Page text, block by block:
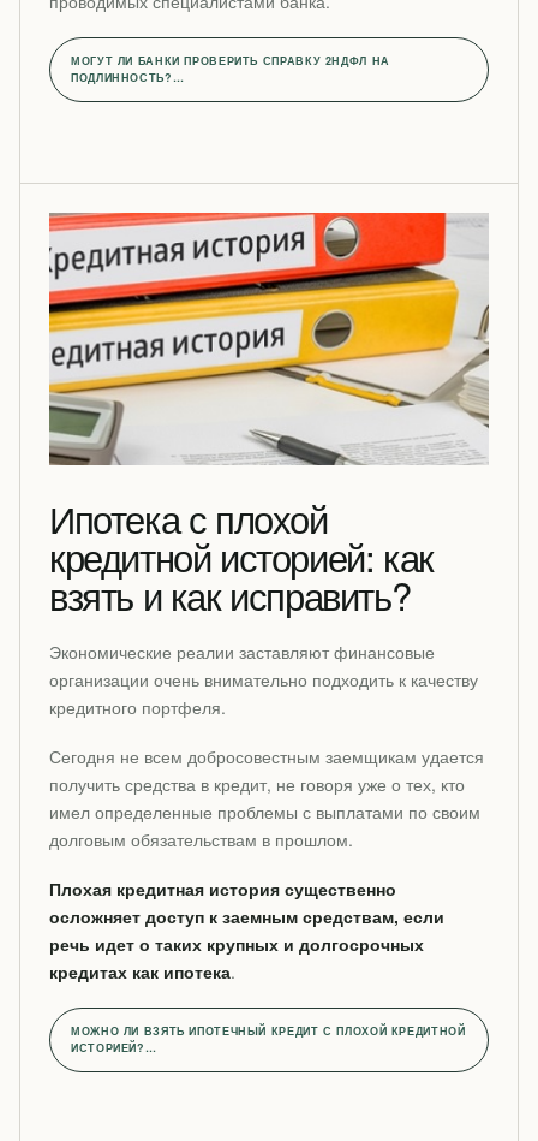
МОГУТ ЛИ БАНКИ ПРОВЕРИТЬ СПРАВКУ 2НДФЛ НА
ПОДЛИННОСТЬ?…
Ипотека с плохой
кредитной историей: как
взять и как исправить?
Экономические реалии заставляют финансовые
организации очень внимательно подходить к качеству
кредитного портфеля.
Сегодня не всем добросовестным заемщикам удается
получить средства в кредит, не говоря уже о тех, кто
имел определенные проблемы с выплатами по своим
долговым обязательствам в прошлом.
Плохая кредитная история существенно
осложняет доступ к заемным средствам, если
речь идет о таких крупных и долгосрочных
кредитах как ипотека.
МОЖНО ЛИ ВЗЯТЬ ИПОТЕЧНЫЙ КРЕДИТ С ПЛОХОЙ КРЕДИТНОЙ
ИСТОРИЕЙ?…